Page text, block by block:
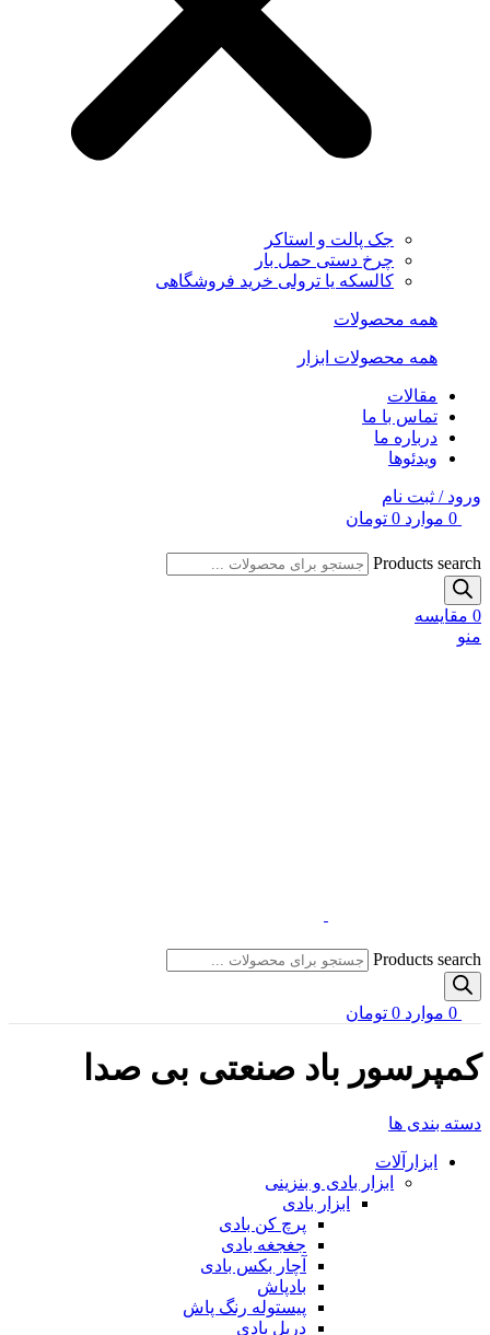
جک پالت و استاکر
چرخ دستی حمل بار
کالسکه یا ترولی خرید فروشگاهی
همه محصولات
همه محصولات ابزار
مقالات
تماس با ما
درباره ما
ویدئوها
ورود / ثبت نام
0 موارد 0 تومان
Products search
0 مقایسه
منو
Products search
0 موارد 0 تومان
کمپرسور باد صنعتی بی صدا
دسته بندی ها
ابزارآلات
ابزار بادی و بنزینی
ابزار بادی
پرچ کن بادی
جغجغه بادی
آچار بکس بادی
بادپاش
پیستوله رنگ پاش
دریل بادی